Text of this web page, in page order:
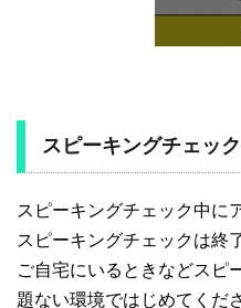
スピーキングチェッ
スピーキングチェック中に
スピーキングチェックは終
ご自宅にいるときなどスピ
題ない環境ではじめてくだ